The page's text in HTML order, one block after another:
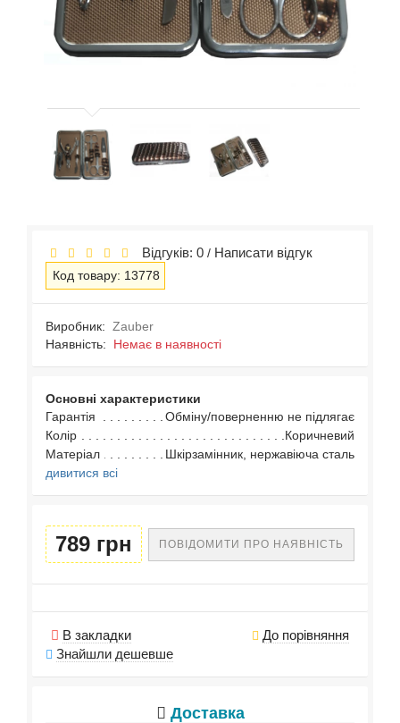
Відгуків: 0 / Написати відгук
Код товару: 13778
Виробник: Zauber
Наявність: Немає в наявності
Основні характеристики
Гарантія
Обміну/поверненню не підлягає
Колір
Коричневий
Матеріал
Шкірзамінник, нержавіюча сталь
дивитися всі
789 грн ПОВІДОМИТИ ПРО НАЯВНІСТЬ
В закладки
До порівняння
Знайшли дешевше
Доставка